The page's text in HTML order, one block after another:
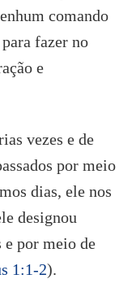
comando
fazer no
e
vezes e de
por meio
dias, ele nos
designou
e por meio de
1:1-2).